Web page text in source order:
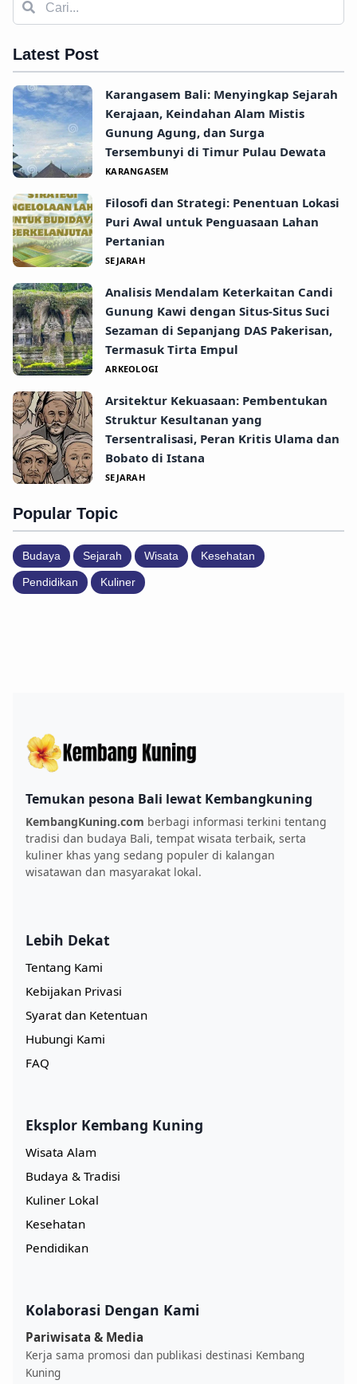
Latest Post
Karangasem Bali: Menyingkap Sejarah
Kerajaan, Keindahan Alam Mistis
Gunung Agung, dan Surga
Tersembunyi di Timur Pulau Dewata
KARANGASEM
Filosofi dan Strategi: Penentuan Lokasi
Puri Awal untuk Penguasaan Lahan
Pertanian
SEJARAH
Analisis Mendalam Keterkaitan Candi
Gunung Kawi dengan Situs-Situs Suci
Sezaman di Sepanjang DAS Pakerisan,
Termasuk Tirta Empul
ARKEOLOGI
Arsitektur Kekuasaan: Pembentukan
Struktur Kesultanan yang
Tersentralisasi, Peran Kritis Ulama dan
Bobato di Istana
SEJARAH
Popular Topic
Budaya Sejarah Wisata Kesehatan
Pendidikan Kuliner
Temukan pesona Bali lewat Kembangkuning
KembangKuning.com berbagi informasi terkini tentang
tradisi dan budaya Bali, tempat wisata terbaik, serta
kuliner khas yang sedang populer di kalangan
wisatawan dan masyarakat lokal.
Lebih Dekat
Tentang Kami
Kebijakan Privasi
Syarat dan Ketentuan
Hubungi Kami
FAQ
Eksplor Kembang Kuning
Wisata Alam
Budaya & Tradisi
Kuliner Lokal
Kesehatan
Pendidikan
Kolaborasi Dengan Kami
Pariwisata & Media
Kerja sama promosi dan publikasi destinasi Kembang
Kuning